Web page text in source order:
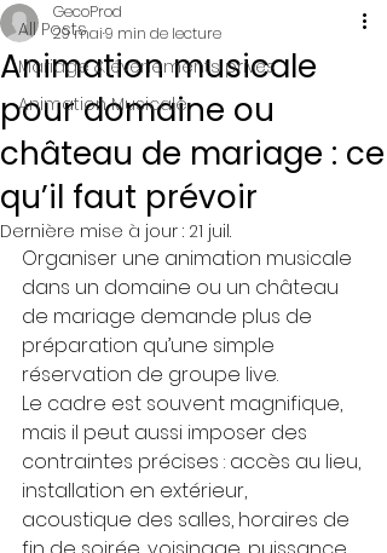
All Posts
Mariage & événements privés
Animation Musicale
Animation musicale
pour domaine ou
château de mariage : ce
qu’il faut prévoir
GecoProd
29 mai9 min de lecture
Dernière mise à jour : 21 juil.
Organiser une animation musicale
dans un domaine ou un château
de mariage demande plus de
préparation qu’une simple
réservation de groupe live.
Le cadre est souvent magnifique,
mais il peut aussi imposer des
contraintes précises : accès au lieu,
installation en extérieur,
acoustique des salles, horaires de